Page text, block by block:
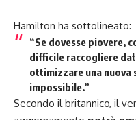
Hamilton ha sottolineato:
“Se dovesse piovere,
difficile raccogliere
ottimizzare una nuova
impossibile.”
Secondo il britannico, il